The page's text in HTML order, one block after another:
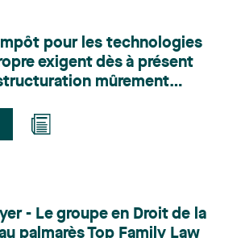
le droit de l’environnement,
conseille et représente une
et privée dans le cadre d’enjeux
les obligations
et la contestation de
ainsi que les dossiers
la validation juridique de leurs
approche à la fois stratégique
pour les technologies
exigent dès à présent
mûrement
- Le groupe en Droit de la
palmarès Top Family Law